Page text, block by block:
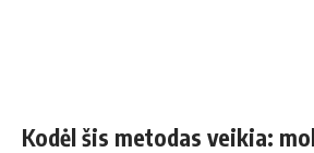
Kodėl šis metodas veikia: